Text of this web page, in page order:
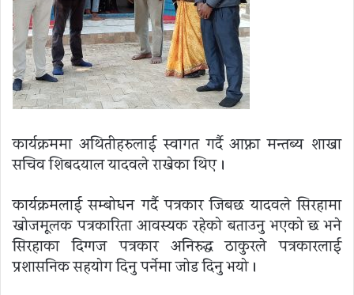
कार्यक्रममा अथितीहरुलाई स्वागत गर्दै आफ्ना मन्तब्य शाखा
सचिव शिबदयाल यादवले राखेका थिए ।
कार्यक्रमलाई सम्बोधन गर्दै पत्रकार जिबछ यादवले सिरहामा
खोजमूलक पत्रकारिता आवस्यक रहेको बताउनु भएको छ भने
सिरहाका दिग्गज पत्रकार अनिरुद्ध ठाकुरले पत्रकारलाई
प्रशासनिक सहयोग दिनु पर्नेमा जोड दिनु भयो ।